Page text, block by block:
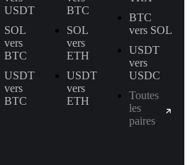
USDT
SOL
vers
BTC
USDT
vers
BTC
BTC
SOL
vers
ETH
USDT
vers
ETH
BTC
vers SOL
USDT
vers
USDC
Toutes
les
paires